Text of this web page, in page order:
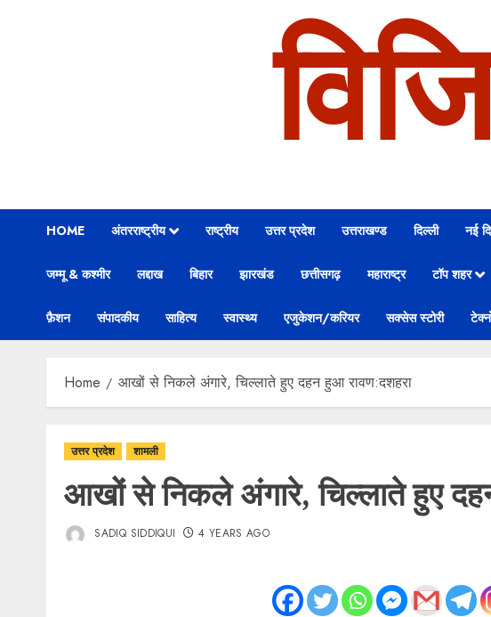
HOME अंतरराष्ट्रीय राष्ट्रीय उत्तर प्रदेश उत्तराखण्ड दिल्ली नई
जम्मू & कश्मीर लद्दाख बिहार झारखंड छत्तीसगढ़ महाराष्ट्र टॉप शहर
फ़ैशन संपादकीय साहित्य स्वास्थ्य एजुकेशन/करियर सक्सेस स्टोरी
Home आखों से निकले अंगारे, चिल्लाते हुए दहन हुआ रावण:दशहरा
उत्तर प्रदेश शामली
आखों से निकले अंगारे, चिल्लाते हुए
SADIQ SIDDIQUI 4 YEARS AGO